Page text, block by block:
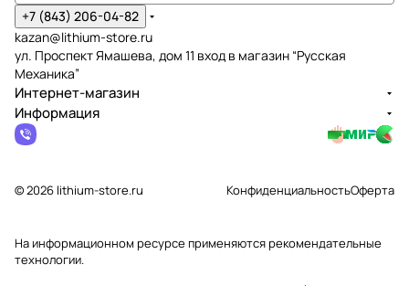
+7 (843) 206-04-82
kazan@lithium-store.ru
ул. Проспект Ямашева, дом 11 вход в магазин “Русская
Механика”
Интернет-магазин
Информация
© 2026 lithium-store.ru КонфиденциальностьОферта
На информационном ресурсе применяютсярекомендательные
технологии.